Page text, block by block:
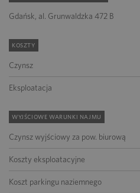
Gdańsk, al. Grunwaldzka 472 B
KOSZTY
Czynsz
Eksploatacja
WYJŚCIOWE WARUNKI NAJMU
Czynsz wyjściowy za pow. biurową
Koszty eksploatacyjne
Koszt parkingu naziemnego